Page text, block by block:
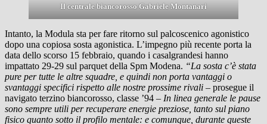
Il centrale biancorosso Gabriele Montanari
Intanto, la Modula sta per fare ritorno sul palcoscenico agonistico
dopo una copiosa sosta agonistica. L’impegno più recente porta la
data dello scorso 15 febbraio, quando i casalgrandesi hanno
impattato 29-29 sul parquet della Spm Modena. “La sosta c’è stata
pure per tutte le altre squadre, e quindi non porta vantaggi o
svantaggi specifici rispetto alle nostre prossime rivali – prosegue il
navigato terzino biancorosso, classe ’94 – In linea generale le pause
sono sempre utili per recuperare energie preziose, tanto sul piano
fisico quanto sotto il profilo mentale: e comunque, durante queste